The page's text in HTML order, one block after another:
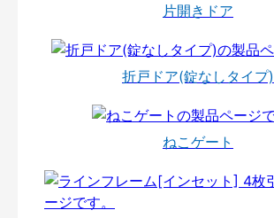
片開きドア
折戸ドア(錠なしタイプ)
ねこゲート